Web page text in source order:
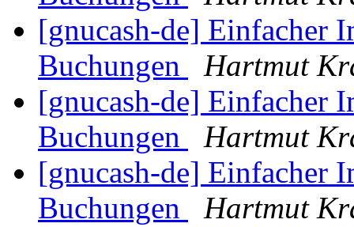
[gnucash-de] Einfacher
Buchungen
Hartmut
[gnucash-de] Einfacher
Buchungen
Hartmut
[gnucash-de] Einfacher
Buchungen
Hartmut